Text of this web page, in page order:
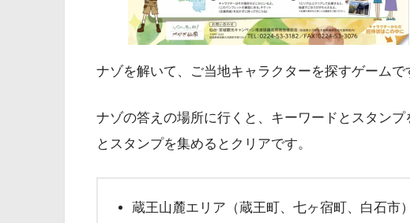
ナゾを解いて、ご当地キャラクターを探すゲームで
ナゾの答えの場所に行くと、キーワードとスタン
とスタンプを集めるとクリアです。
蔵王山麓エリア（蔵王町、七ヶ宿町、白石市）